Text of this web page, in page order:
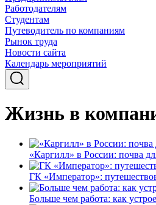
Работодателям
Студентам
Путеводитель по компаниям
Рынок труда
Новости сайта
Календарь мероприятий
Жизнь в
«Каргилл» в России: почва
ГК «Император»:
Больше чем работа: как